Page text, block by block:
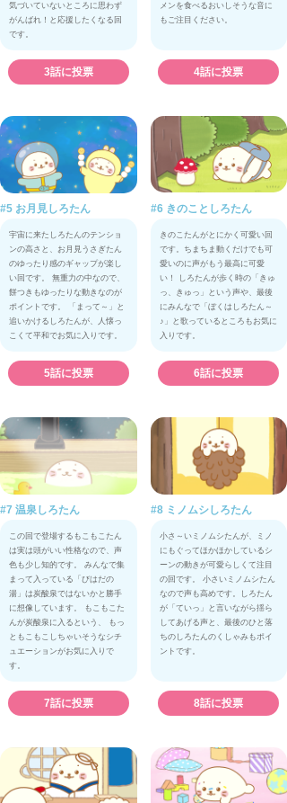
気づいていないところに思わず
がんばれ！と応援したくなる回
です。
3話に投票
メンを食べるおいしそうな音に
もご注目ください。
4話に投票
#5 お月見しろたん
宇宙に来たしろたんのテンショ
ンの高さと、お月見うさぎたん
のゆったり感のギャップが楽し
い回です。 無重力の中なので、
餅つきもゆったりな動きなのが
ポイントです。 「まって～」と
追いかけるしろたんが、人懐っ
こくて平和でお気に入りです。
5話に投票
#6 きのことしろたん
きのこたんがとにかく可愛い回
です。ちまちま動くだけでも可
愛いのに声がもう最高に可愛
い！ しろたんが歩く時の「きゅ
っ、きゅっ」という声や、最後
にみんなで「ぼくはしろたん～
♪」と歌っているところもお気に
入りです。
6話に投票
#7 温泉しろたん
この回で登場するもこもこたん
は実は頭がいい性格なので、声
色も少し知的です。 みんなで集
まって入っている「びはだの
湯」は炭酸泉ではないかと勝手
に想像しています。 もこもこた
んが炭酸泉に入るという、 もっ
ともこもこしちゃいそうなシチ
ュエーションがお気に入りで
す。
7話に投票
#8 ミノムシしろたん
小さ～いミノムシたんが、ミノ
にもぐってほかほかしているシ
ーンの動きが可愛らしくて注目
の回です。 小さいミノムシたん
なので声も高めです。しろたん
が「ていっ」と言いながら揺ら
してあげる声と、最後のひと落
ちのしろたんのくしゃみもポイ
ントです。
8話に投票